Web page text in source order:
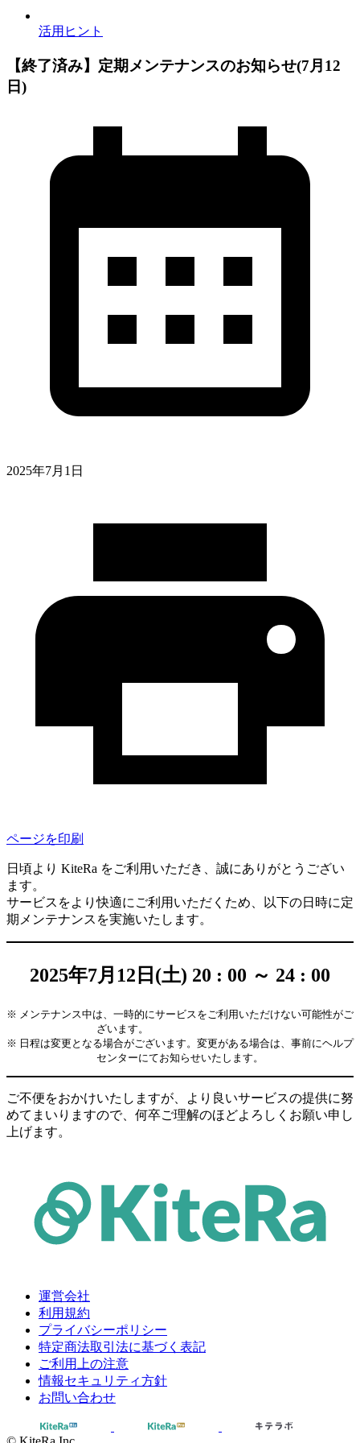
活用ヒント
【終了済み】定期メンテナンスのお知らせ(7月12
日)
2025年7月1日
ページを印刷
日頃より KiteRa をご利用いただき、誠にありがとうござい
ます。
サービスをより快適にご利用いただくため、以下の日時に定
期メンテナンスを実施いたします。
2025年7月12日(土) 20 : 00 ～ 24 : 00
※ メンテナンス中は、一時的にサービスをご利用いただけない可能性がご
ざいます。
※ 日程は変更となる場合がございます。変更がある場合は、事前にヘルプ
センターにてお知らせいたします。
ご不便をおかけいたしますが、より良いサービスの提供に努
めてまいりますので、何卒ご理解のほどよろしくお願い申し
上げます。
運営会社
利用規約
プライバシーポリシー
特定商法取引法に基づく表記
ご利用上の注意
情報セキュリティ方針
お問い合わせ